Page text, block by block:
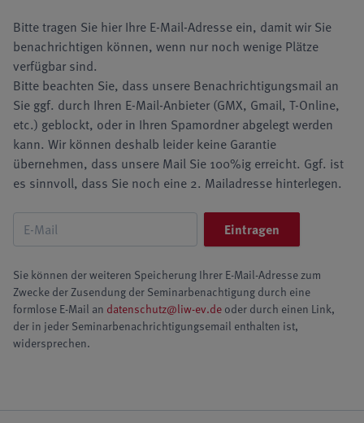
Bitte tragen Sie hier Ihre E-Mail-Adresse ein, damit wir Sie
benachrichtigen können, wenn nur noch wenige Plätze
verfügbar sind.
Bitte beachten Sie, dass unsere Benachrichtigungsmail an
Sie ggf. durch Ihren E-Mail-Anbieter (GMX, Gmail, T-Online,
etc.) geblockt, oder in Ihren Spamordner abgelegt werden
kann. Wir können deshalb leider keine Garantie
übernehmen, dass unsere Mail Sie 100%ig erreicht. Ggf. ist
es sinnvoll, dass Sie noch eine 2. Mailadresse hinterlegen.
Sie können der weiteren Speicherung Ihrer E-Mail-Adresse zum
Zwecke der Zusendung der Seminarbenachtigung durch eine
formlose E-Mail an datenschutz@liw-ev.deoder durch einen Link,
der in jeder Seminarbenachrichtigungsemail enthalten ist,
widersprechen.